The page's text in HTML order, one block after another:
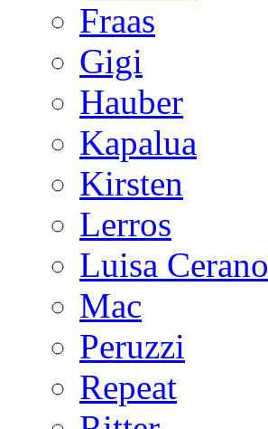
Fraas
Gigi
Hauber
Kapalua
Kirsten
Lerros
Luisa Cerano
Mac
Peruzzi
Repeat